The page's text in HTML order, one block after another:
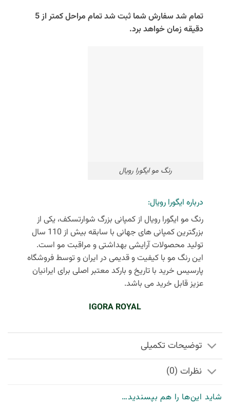
تمام شد سفارش شما ثبت شد تمام مراحل کمتر از 5
دقیقه زمان خواهد برد.
رنگ مو ایگورا رویال
درباره ایگورا رویال:
رنگ مو ایگورا رویال از کمپانی بزرگ شوارتسکف، یکی از
بزرگترین کمپانی های جهانی با سابقه بیش از 110 سال
تولید محصولات آرایشی بهداشتی و مراقبت مو است.
این رنگ مو با کیفیت و قدیمی در ایران و توسط فروشگاه
پارسیس خرید با تاریخ و بارکد معتبر اصلی برای ایرانیان
عزیز قابل خرید می باشد.
IGORA ROYAL
توضیحات تکمیلی
نظرات (0)
شاید این‌ها را هم بپسندید…